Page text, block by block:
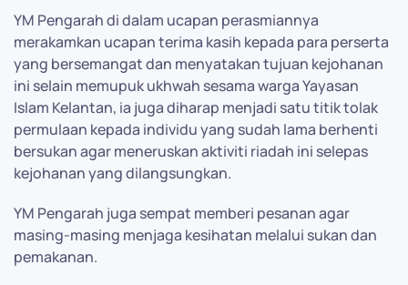
YM Pengarah di dalam ucapan perasmiannya
merakamkan ucapan terima kasih kepada para perserta
yang bersemangat dan menyatakan tujuan kejohanan
ini selain memupuk ukhwah sesama warga Yayasan
Islam Kelantan, ia juga diharap menjadi satu titik tolak
permulaan kepada individu yang sudah lama berhenti
bersukan agar meneruskan aktiviti riadah ini selepas
kejohanan yang dilangsungkan.
YM Pengarah juga sempat memberi pesanan agar
masing-masing menjaga kesihatan melalui sukan dan
pemakanan.